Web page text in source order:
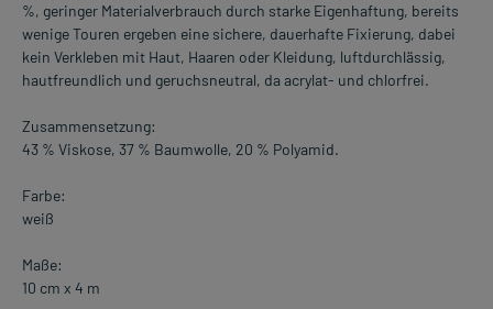
%, geringer Materialverbrauch durch starke Eigenhaftung, bereits
wenige Touren ergeben eine sichere, dauerhafte Fixierung, dabei
kein Verkleben mit Haut, Haaren oder Kleidung, luftdurchlässig,
hautfreundlich und geruchsneutral, da acrylat- und chlorfrei.
Zusammensetzung:
43 % Viskose, 37 % Baumwolle, 20 % Polyamid.
Farbe:
weiß
Maße:
10 cm x 4 m